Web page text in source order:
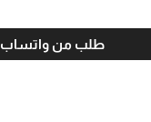
طلب من واتساب